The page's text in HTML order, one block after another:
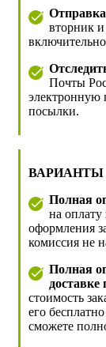
Отправка
вторник
Почты
электронную
посылки.
Полная
на оплату
оформления
комиссия не
Полная
доставке
стоимость
его
сможете